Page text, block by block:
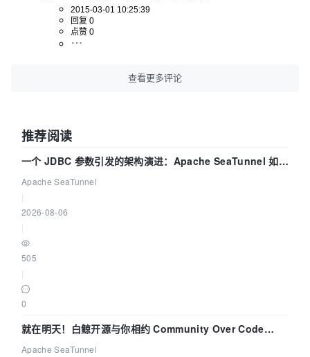
2015-03-01 10:25:39
回复 0
点赞 0
查看更多评论
推荐阅读
一个 JDBC 参数引发的架构演进：Apache SeaTunnel 如何
解决数据同步中的“定时 Flush”难题
Apache SeaTunnel
2026-08-06
505
0
就在明天！白鲸开源与你相约 Community Over Code
Asia 2026 主题演讲！
Apache SeaTunnel